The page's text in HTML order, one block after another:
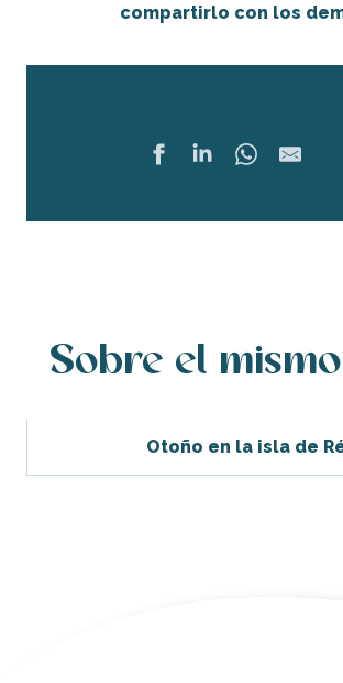
compartirlo con los
Sobre el
Otoño en la isla de